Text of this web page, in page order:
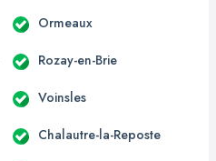
Ormeaux
Rozay-en-Brie
Voinsles
Chalautre-la-Reposte